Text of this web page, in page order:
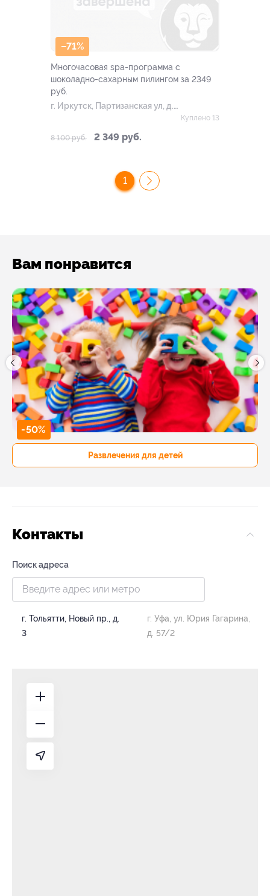
–71%
Многочасовая spa-программа с
шоколадно-сахарным пилингом за 2349
руб.
г. Иркутск, Партизанская ул, д.
8 100 руб. 2 349 руб.
Куплено 13
1
Вам понравится
-50%
Развлечения для детей
Контакты
Поиск адреса
г. Тольятти, Новый пр., д.
3
г. Уфа, ул. Юрия Гагарина,
д. 57/2